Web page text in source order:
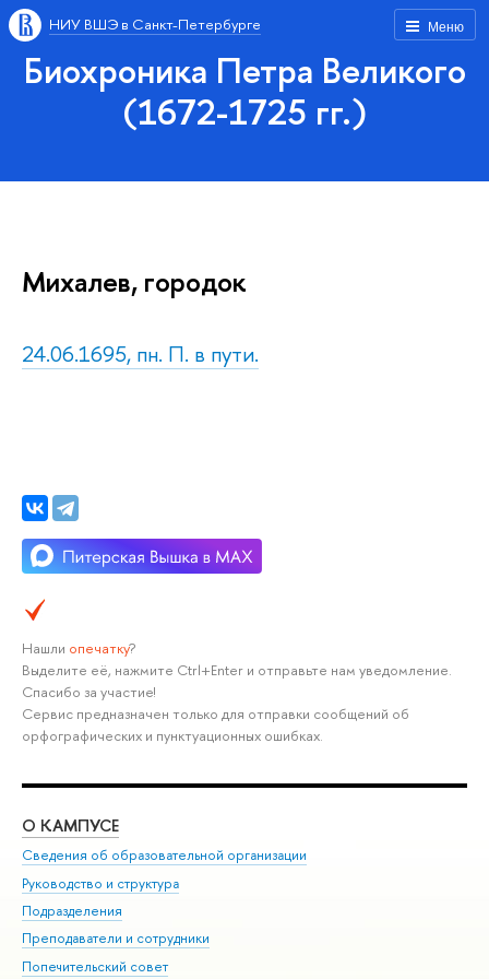
Меню
НИУ ВШЭ в Санкт-Петербурге
Биохроника Петра Великого
(1672-1725 гг.)
Михалев, городок
24.06.1695, пн. П. в пути.
Нашли опечатку?
Выделите её, нажмите Ctrl+Enter и отправьте нам уведомление.
Спасибо за участие!
Сервис предназначен только для отправки сообщений об
орфографических и пунктуационных ошибках.
О КАМПУСЕ
Сведения об образовательной организации
Руководство и структура
Подразделения
Преподаватели и сотрудники
Попечительский совет